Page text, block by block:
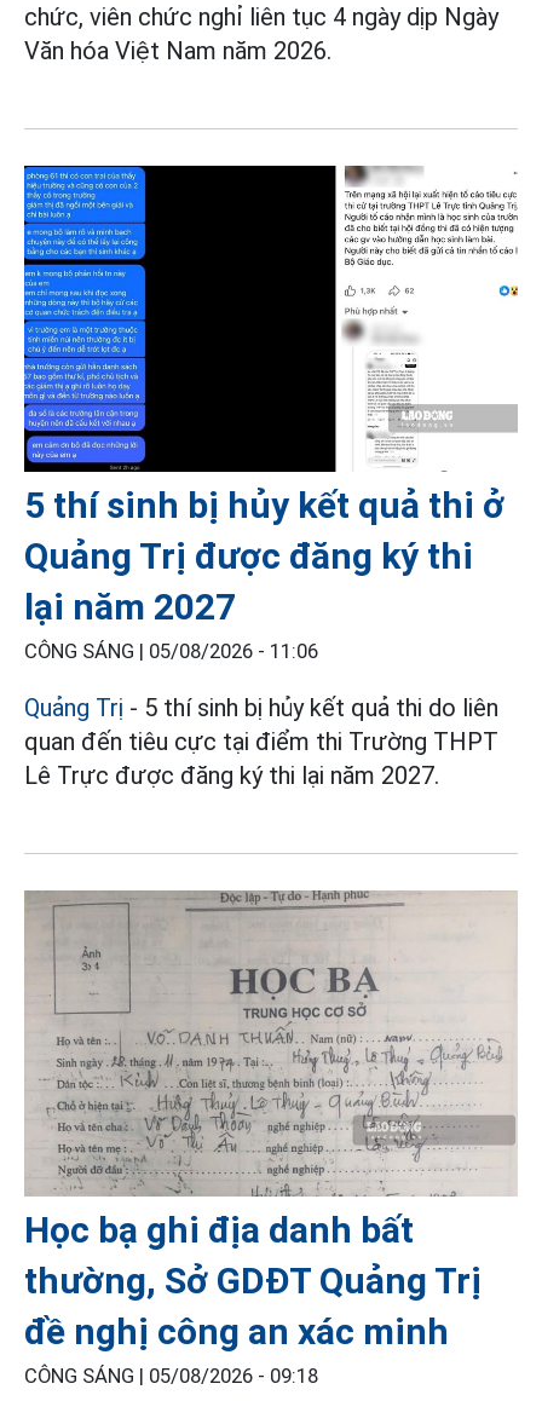
chức, viên chức nghỉ liên tục 4 ngày dịp Ngày
Văn hóa Việt Nam năm 2026.
5 thí sinh bị hủy kết quả thi ở
Quảng Trị được đăng ký thi
lại năm 2027
CÔNG SÁNG | 05/08/2026 - 11:06
Quảng Trị - 5 thí sinh bị hủy kết quả thi do liên
quan đến tiêu cực tại điểm thi Trường THPT
Lê Trực được đăng ký thi lại năm 2027.
Học bạ ghi địa danh bất
thường, Sở GDĐT Quảng Trị
đề nghị công an xác minh
CÔNG SÁNG | 05/08/2026 - 09:18